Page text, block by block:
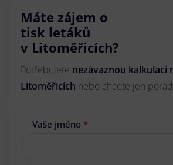
Máte zájem o
tisk letáků
v Litoměřicích?
Potřebujete nezávaznou kalkulaci
Litoměřicích nebo chcete jen
Vaše jméno *